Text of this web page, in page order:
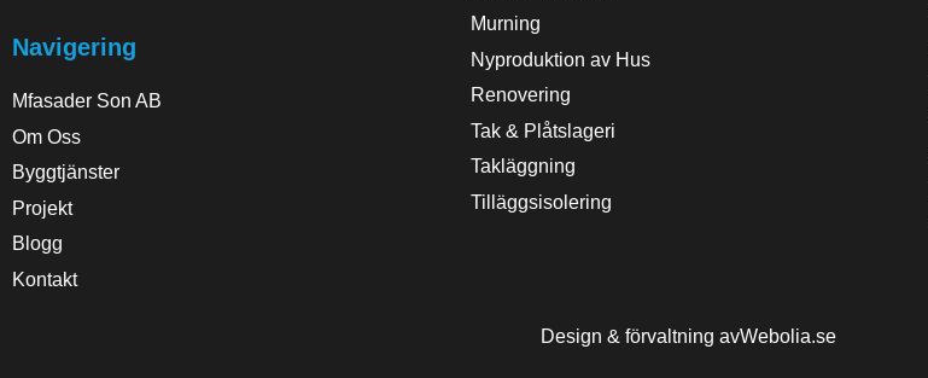
Navigering
Mfasader Son AB
Om Oss
Byggtjänster
Projekt
Blogg
Kontakt
Murning
Nyproduktion av Hus
Renovering
Tak & Plåtslageri
Takläggning
Tilläggsisolering
Design & förvaltning avWebolia.se